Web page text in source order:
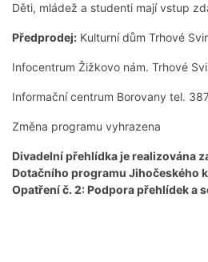
Děti, mládež a studenti mají vstup
Předprodej: Kulturní dům Trhové
Infocentrum Žižkovo nám. Trhové
Informační centrum Borovany tel.
Změna programu vyhrazena
Divadelní přehlídka je realizována
Dotačního programu Jihočeského
Opatření č. 2: Podpora přehlídek a